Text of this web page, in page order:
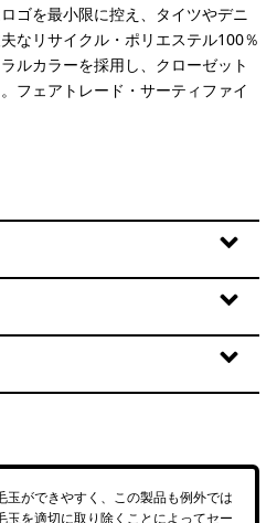
ゴを最小限に控え、タイツやデニ
なリサイクル・ポリエステル100％
ルカラーを採用し、クローゼット
フェアトレード・サーティファイ
玉ができやすく、この製品も例外では
を適切に取り除くことによってセー